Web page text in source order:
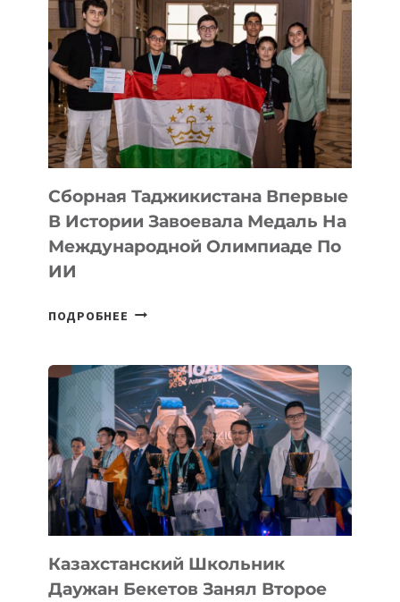
ASTANA
ПРЕДСТАВИЛИ
АРТ-
ФИЛЬМ
TENGRIDA:
CYBER
STEPPE
Сборная Таджикистана Впервые
В Истории Завоевала Медаль На
Международной Олимпиаде По
ИИ
ПОДРОБНЕЕ СБОРНАЯ
В
ИСТОРИИ
ЗАВОЕВАЛА
МЕДАЛЬ
НА
МЕЖДУНАРОДНОЙ
ОЛИМПИАДЕ
ПО
ИИ
Казахстанский Школьник
Даужан Бекетов Занял Второе